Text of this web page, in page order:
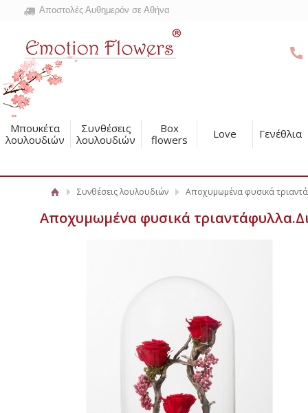
Αποστολές Αυθημερόν σε Αθήνα
Μπουκέτα
λουλουδιών
Συνθέσεις
λουλουδιών
Box
flowers
Love Γενέθλια
Συνθέσεις λουλουδιών Αποχυμωμένα φυσικά
Αποχυμωμένα φυσικά